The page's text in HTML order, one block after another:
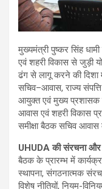
मुख्यमंत्री पुष्कर सिंह
एवं शहरी विकास से जुड़ी
ढंग से लागू करने की दिशा
सचिव–आवास, राज्य
आयुक्त एवं मुख्य प्रशासक
आवास एवं शहरी विकास
समीक्षा बैठक सचिव
UHUDA की संरचना और
बैठक के प्रारम्भ में
स्थापना, संगठनात्मक
विशेष नीतियों, नियम-